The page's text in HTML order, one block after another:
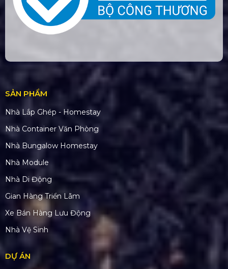
SẢN PHẨM
Nhà Lắp Ghép - Homestay
Nhà Container Văn Phòng
Nhà Bungalow Homestay
Nhà Module
Nhà Di Động
Gian Hàng Triển Lãm
Xe Bán Hàng Lưu Động
Nhà Vệ Sinh
DỰ ÁN